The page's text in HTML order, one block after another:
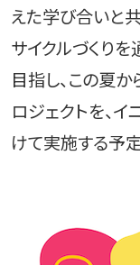
えた学び合いと共
サイクルづくり
目指し、この夏
ロジェクトを、
けて実施する予定